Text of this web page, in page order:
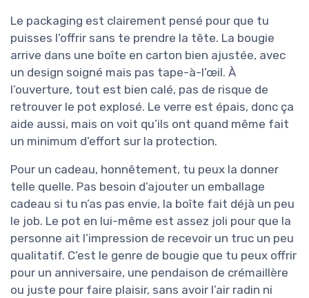
Le packaging est clairement pensé pour que tu
puisses l’offrir sans te prendre la tête. La bougie
arrive dans une boîte en carton bien ajustée, avec
un design soigné mais pas tape-à-l’œil. À
l’ouverture, tout est bien calé, pas de risque de
retrouver le pot explosé. Le verre est épais, donc ça
aide aussi, mais on voit qu’ils ont quand même fait
un minimum d’effort sur la protection.
Pour un cadeau, honnêtement, tu peux la donner
telle quelle. Pas besoin d’ajouter un emballage
cadeau si tu n’as pas envie, la boîte fait déjà un peu
le job. Le pot en lui-même est assez joli pour que la
personne ait l’impression de recevoir un truc un peu
qualitatif. C’est le genre de bougie que tu peux offrir
pour un anniversaire, une pendaison de crémaillère
ou juste pour faire plaisir, sans avoir l’air radin ni